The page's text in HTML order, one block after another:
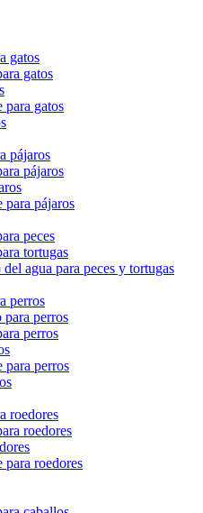
gatos
gatos
para gatos
pájaros
pájaros
para pájaros
peces
tortugas
agua para peces y tortugas
perros
para perros
perros
para perros
roedores
roedores
para roedores